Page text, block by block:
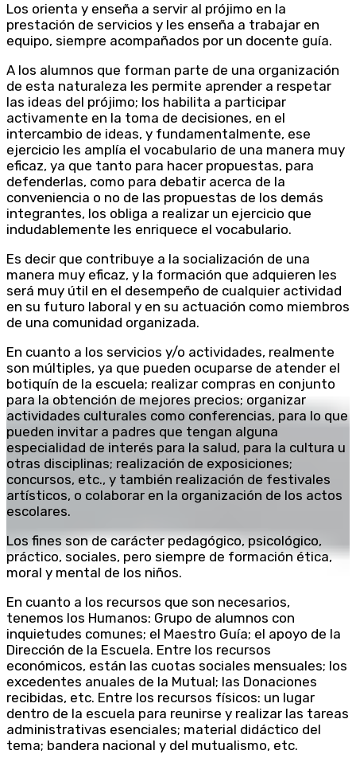
Los orienta y enseña a servir al prójimo en la
prestación de servicios y les enseña a trabajar en
equipo, siempre acompañados por un docente guía.
A los alumnos que forman parte de una organización
de esta naturaleza les permite aprender a respetar
las ideas del prójimo; los habilita a participar
activamente en la toma de decisiones, en el
intercambio de ideas, y fundamentalmente, ese
ejercicio les amplía el vocabulario de una manera muy
eficaz, ya que tanto para hacer propuestas, para
defenderlas, como para debatir acerca de la
conveniencia o no de las propuestas de los demás
integrantes, los obliga a realizar un ejercicio que
indudablemente les enriquece el vocabulario.
Es decir que contribuye a la socialización de una
manera muy eficaz, y la formación que adquieren les
será muy útil en el desempeño de cualquier actividad
en su futuro laboral y en su actuación como miembros
de una comunidad organizada.
En cuanto a los servicios y/o actividades, realmente
son múltiples, ya que pueden ocuparse de atender el
botiquín de la escuela; realizar compras en conjunto
para la obtención de mejores precios; organizar
actividades culturales como conferencias, para lo que
pueden invitar a padres que tengan alguna
especialidad de interés para la salud, para la cultura u
otras disciplinas; realización de exposiciones;
concursos, etc., y también realización de festivales
artísticos, o colaborar en la organización de los actos
escolares.
Los fines son de carácter pedagógico, psicológico,
práctico, sociales, pero siempre de formación ética,
moral y mental de los niños.
En cuanto a los recursos que son necesarios,
tenemos los Humanos: Grupo de alumnos con
inquietudes comunes; el Maestro Guía; el apoyo de la
Dirección de la Escuela. Entre los recursos
económicos, están las cuotas sociales mensuales; los
excedentes anuales de la Mutual; las Donaciones
recibidas, etc. Entre los recursos físicos: un lugar
dentro de la escuela para reunirse y realizar las tareas
administrativas esenciales; material didáctico del
tema; bandera nacional y del mutualismo, etc.